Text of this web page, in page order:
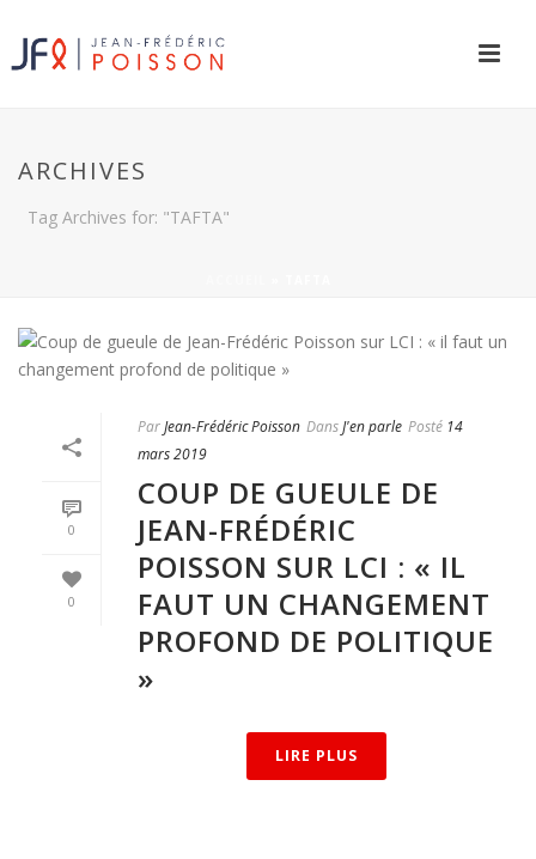
ARCHIVES
Tag Archives for: "TAFTA"
0
0
ParJean-Frédéric Poisson DansJ'en parle Posté 14
mars 2019
COUP DE GUEULE DE
JEAN-FRÉDÉRIC
POISSON SUR LCI : « IL
FAUT UN CHANGEMENT
PROFOND DE POLITIQUE
»
LIRE PLUS